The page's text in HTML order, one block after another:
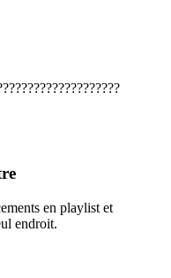
en playlist et
endroit.